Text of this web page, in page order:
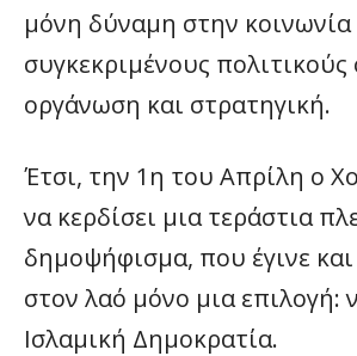
μόνη δύναμη στην κοινωνία
συγκεκριμένους
οργάνωση και στρατηγική.
Έτσι, την 1η του Απρίλη ο
να κερδίσει μια τεράστια
δημοψήφισμα, που έγινε
στον λαό μόνο μια επιλογή:
Ισλαμική Δημοκρατία.